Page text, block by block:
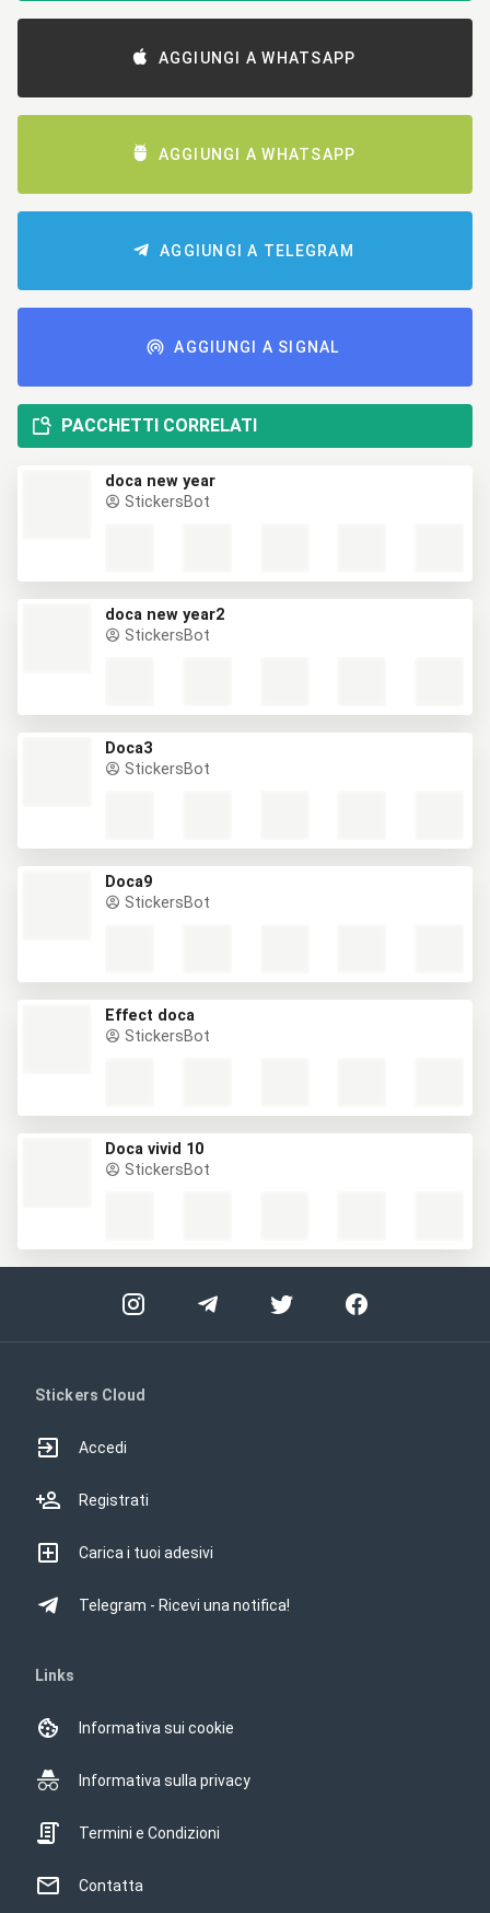
AGGIUNGI A WHATSAPP
AGGIUNGI A WHATSAPP
AGGIUNGI A TELEGRAM
AGGIUNGI A SIGNAL
PACCHETTI CORRELATI
doca new year
StickersBot
doca new year2
StickersBot
Doca3
StickersBot
Doca9
StickersBot
Effect doca
StickersBot
Doca vivid 10
StickersBot
Stickers Cloud
Accedi
Registrati
Carica i tuoi adesivi
Telegram - Ricevi una notifica!
Links
Informativa sui cookie
Informativa sulla privacy
Termini e Condizioni
Contatta